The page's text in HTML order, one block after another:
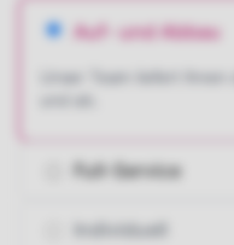
Auf- und Abbau
Unser Team liefert
Full-Service
Individuell